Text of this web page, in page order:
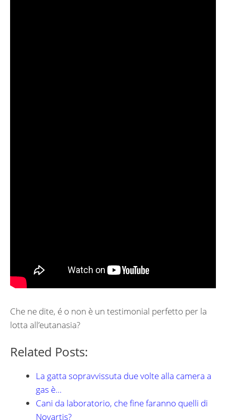
Che ne dite, é o non è un testimonial perfetto per la
lotta all’eutanasia?
Related Posts:
La gatta sopravvissuta due volte alla camera a
gas è…
Cani da laboratorio, che fine faranno quelli di
Novartis?